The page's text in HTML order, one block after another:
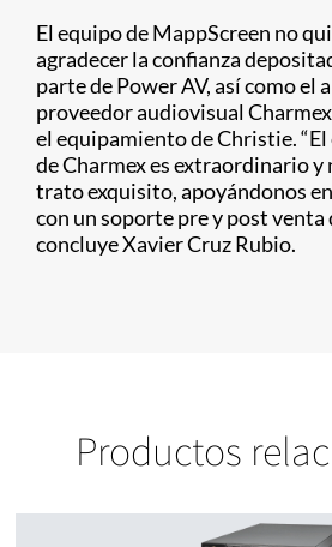
El equipo de MappScreen no
agradecer la confianza
parte de Power AV, así como el
proveedor audiovisual
el equipamiento de Christie.
de Charmex es extraordinario y
trato exquisito, apoyándonos
con un soporte pre y post venta
concluye Xavier Cruz Rubio.
Productos